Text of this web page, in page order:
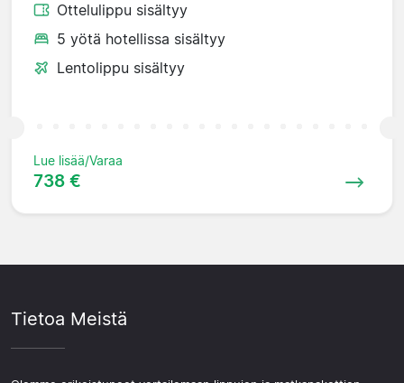
Ottelulippu sisältyy
5 yötä hotellissa sisältyy
Lentolippu sisältyy
Lue lisää/Varaa
738 €
Tietoa Meistä